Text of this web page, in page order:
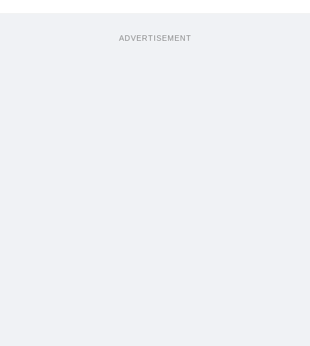
ADVERTISEMENT